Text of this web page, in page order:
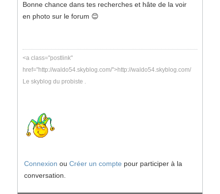
Bonne chance dans tes recherches et hâte de la voir
en photo sur le forum 😊
<a class="postlink"
href="http://waldo54.skyblog.com/">http://waldo54.skyblog.com/
Le skyblog du probiste .
Connexion ou Créer un compte pour participer à la
conversation.